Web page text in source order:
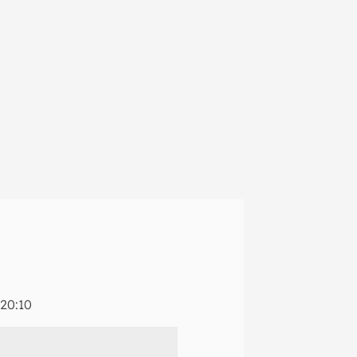
primeira